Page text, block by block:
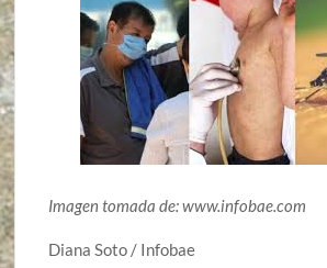
Imagen tomada de: www.infobae.com
Diana Soto / Infobae